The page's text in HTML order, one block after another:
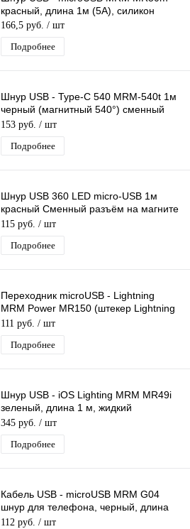
красный, длина 1м (5А), силикон
166,5 руб. / шт
Подробнее
Шнур USB - Type-C 540 MRM-540t 1м
черный (магнитный 540°) сменный
разъем на магните, кабель
153 руб. / шт
Подробнее
Шнур USB 360 LED micro-USB 1м
красный Сменный разъём на магните
360 градусов светящийся Бегущие
Огни
115 руб. / шт
Подробнее
Переходник microUSB - Lightning
MRM Power MR150 (штекер Lightning
- гнездо microUSB)
111 руб. / шт
Подробнее
Шнур USB - iOS Lighting MRM MR49i
зеленый, длина 1 м, жидкий
силиконовый кабель
345 руб. / шт
Подробнее
Кабель USB - microUSB MRM G04
шнур для телефона, черный, длина
30 см
112 руб. / шт